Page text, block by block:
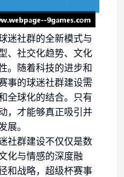
迷社群的全新模式与
、社交化趋势、文化
。随着科技的进步和
事的球迷社群建设需
全球化的结合。只有
，才能够真正吸引并
展。
社群建设不仅仅是数
化与情感的深度融
和战略，超级杯赛事